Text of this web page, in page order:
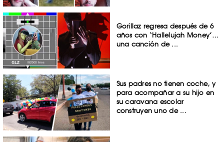
Gorillaz regresa después de 6
años con ‘Hallelujah Money’…
una canción de ...
Sus padres no tienen coche, y
para acompañar a su hijo en
su caravana escolar
construyen uno de ...